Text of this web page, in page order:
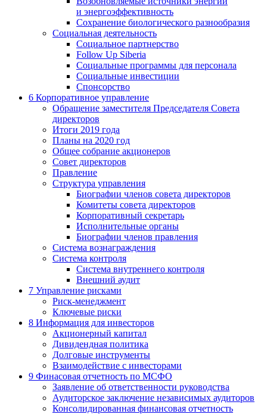
и энергоэффективность
Сохранение биологического разнообразия
Социальная деятельность
Социальное партнерство
Follow Up Siberia
Социальные программы для персонала
Социальные инвестиции
Спонсорство
6 Корпоративное управление
Обращение заместителя Председателя Совета
директоров
Итоги 2019 года
Планы на 2020 год
Общее собрание акционеров
Совет директоров
Правление
Структура управления
Биографии членов совета директоров
Комитеты совета директоров
Корпоративный секретарь
Исполнительные органы
Биографии членов правления
Система вознаграждения
Система контроля
Система внутреннего контроля
Внешний аудит
7 Управление рисками
Риск-менеджмент
Ключевые риски
8 Информация для инвесторов
Акционерный капитал
Дивидендная политика
Долговые инструменты
Взаимодействие с инвеcторами
9 Финасовая отчетность по МСФО
Заявление об ответственности руководства
Аудиторское заключение независимых аудиторов
Консолидированная финансовая отчетность